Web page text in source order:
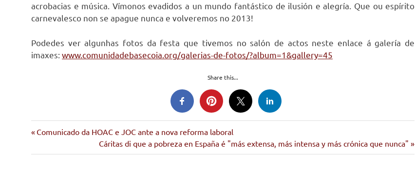
acrobacias e música. Vímonos evadidos a un mundo fantástico de ilusión e alegría. Que ou espírito
carnevalesco non se apague nunca e volveremos no 2013!
Podedes ver algunhas fotos da festa que tivemos no salón de actos neste enlace á galería de
imaxes: www.comunidadebasecoia.org/galerias-de-fotos/?album=1&gallery=45
Share this...
rueiro
Navegación
de
Entrada
Comunicado da HOAC e JOC ante a nova reforma laboral
Siguiente
entrada:
Cáritas di que a pobreza en España é "más extensa, más intensa y más crónica que nunca"